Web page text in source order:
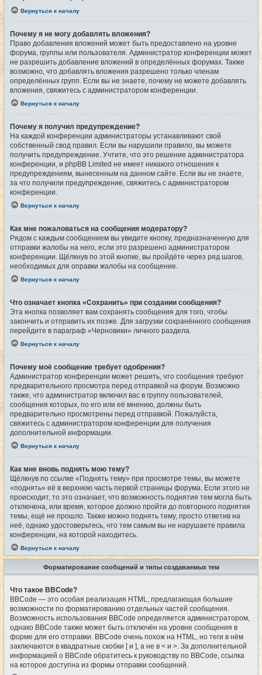
Вернуться к началу
Почему я не могу добавлять вложения?
Право добавления вложений может быть предоставлено на уровне
форума, группы или пользователя. Администратор конференции может
не разрешить добавление вложений в определённых форумах. Также
возможно, что добавлять вложения разрешено только членам
определённых групп. Если вы не знаете, почему не можете добавлять
вложения, свяжитесь с администратором конференции.
Вернуться к началу
Почему я получил предупреждение?
На каждой конференции администраторы устанавливают свой
собственный свод правил. Если вы нарушили правило, вы можете
получить предупреждение. Учтите, что это решение администратора
конференции, и phpBB Limited не имеет никакого отношения к
предупреждениям, вынесенным на данном сайте. Если вы не знаете,
за что получили предупреждение, свяжитесь с администратором
конференции.
Вернуться к началу
Как мне пожаловаться на сообщения модератору?
Рядом с каждым сообщением вы увидите кнопку, предназначенную для
отправки жалобы на него, если это разрешено администратором
конференции. Щёлкнув по этой кнопке, вы пройдёте через ряд шагов,
необходимых для оправки жалобы на сообщение.
Вернуться к началу
Что означает кнопка «Сохранить» при создании сообщения?
Эта кнопка позволяет вам сохранять сообщения для того, чтобы
закончить и отправить их позже. Для загрузки сохранённого сообщения
перейдите в параграф «Черновики» личного раздела.
Вернуться к началу
Почему моё сообщение требует одобрения?
Администратор конференции может решить, что сообщения требуют
предварительного просмотра перед отправкой на форум. Возможно
также, что администратор включил вас в группу пользователей,
сообщения которых, по его или её мнению, должны быть
предварительно просмотрены перед отправкой. Пожалуйста,
свяжитесь с администратором конференции для получения
дополнительной информации.
Вернуться к началу
Как мне вновь поднять мою тему?
Щёлкнув по ссылке «Поднять тему» при просмотре темы, вы можете
«поднять» её в верхнюю часть первой страницы форума. Если этого не
происходит, то это означает, что возможность поднятия тем могла быть
отключена, или время, которое должно пройти до повторного поднятия
темы, ещё не прошло. Также можно поднять тему, просто ответив на
неё, однако удостоверьтесь, что тем самым вы не нарушаете правила
конференции, на которой находитесь.
Вернуться к началу
Форматирование сообщений и типы создаваемых тем
Что такое BBCode?
BBCode — это особая реализация HTML, предлагающая большие
возможности по форматированию отдельных частей сообщения.
Возможность использования BBCode определяется администратором,
однако BBCode также может быть отключён на уровне сообщения в
форме для его отправки. BBCode очень похож на HTML, но теги в нём
заключаются в квадратные скобки [ и ], а не в < и >. За дополнительной
информацией о BBCode обратитесь к руководству по BBCode, ссылка
на которое доступна из формы отправки сообщений.